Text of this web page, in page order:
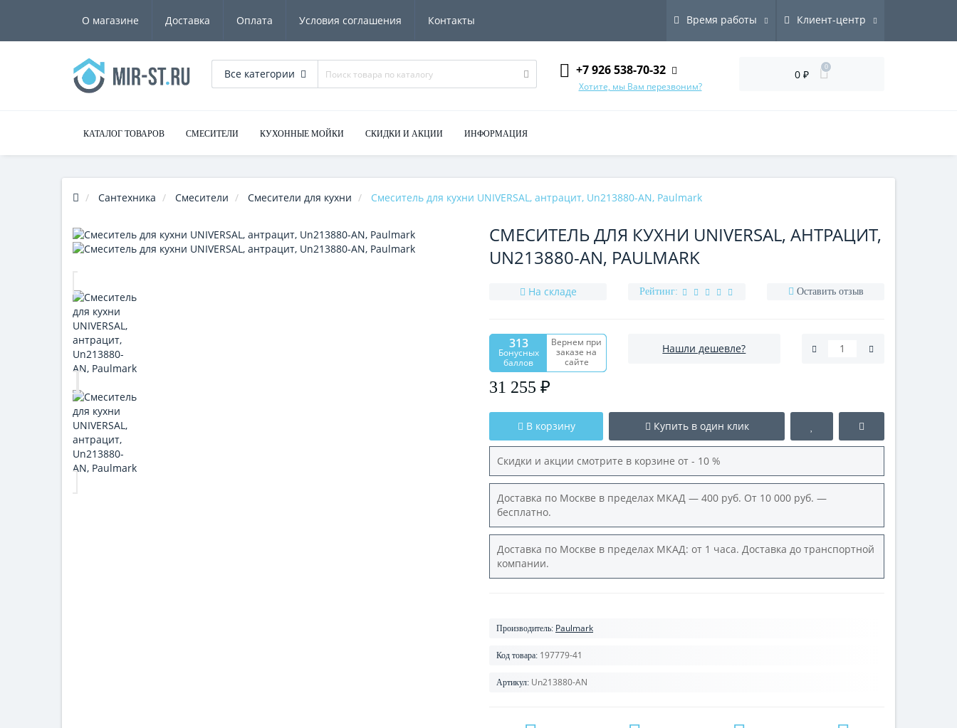
О магазине Доставка Оплата Условия соглашения Контакты Время работы Клиент-центр
Все категории +7 926 538-70-32
Хотите, мы Вам перезвоним?
0 ₽
0
КАТАЛОГ ТОВАРОВ СМЕСИТЕЛИ КУХОННЫЕ МОЙКИ СКИДКИ И АКЦИИ ИНФОРМАЦИЯ
Сантехника Смесители Смесители для кухни Смеситель для кухни UNIVERSAL, антрацит, Un213880-AN, Paulmark
СМЕСИТЕЛЬ ДЛЯ КУХНИ UNIVERSAL, АНТРАЦИТ,
UN213880-AN, PAULMARK
На складе Рейтинг: Оставить отзыв
313
Бонусных
баллов
Вернем при
заказе на
сайте
31 255 ₽
Нашли дешевле?
В корзину Купить в один клик
Скидки и акции смотрите в корзине от - 10 %
Доставка по Москве в пределах МКАД — 400 руб. От 10 000 руб. —
бесплатно.
Доставка по Москве в пределах МКАД: от 1 часа. Доставка до транспортной
компании.
Производитель: Paulmark
Код товара: 197779-41
Артикул: Un213880-AN